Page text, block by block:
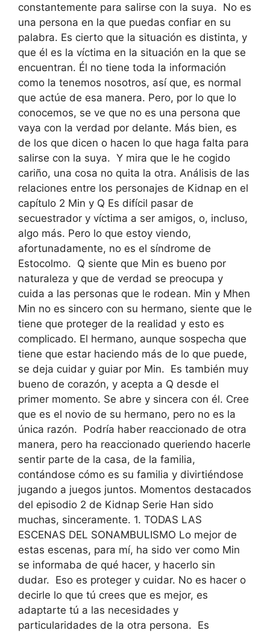
constantemente para salirse con la suya. No es
una persona en la que puedas confiar en su
palabra. Es cierto que la situación es distinta, y
que él es la víctima en la situación en la que se
encuentran. Él no tiene toda la información
como la tenemos nosotros, así que, es normal
que actúe de esa manera. Pero, por lo que lo
conocemos, se ve que no es una persona que
vaya con la verdad por delante. Más bien, es
de los que dicen o hacen lo que haga falta para
salirse con la suya. Y mira que le he cogido
cariño, una cosa no quita la otra. Análisis de las
relaciones entre los personajes de Kidnap en el
capítulo 2 Min y Q Es difícil pasar de
secuestrador y víctima a ser amigos, o, incluso,
algo más. Pero lo que estoy viendo,
afortunadamente, no es el síndrome de
Estocolmo. Q siente que Min es bueno por
naturaleza y que de verdad se preocupa y
cuida a las personas que le rodean. Min y Mhen
Min no es sincero con su hermano, siente que le
tiene que proteger de la realidad y esto es
complicado. El hermano, aunque sospecha que
tiene que estar haciendo más de lo que puede,
se deja cuidar y guiar por Min. Es también muy
bueno de corazón, y acepta a Q desde el
primer momento. Se abre y sincera con él. Cree
que es el novio de su hermano, pero no es la
única razón. Podría haber reaccionado de otra
manera, pero ha reaccionado queriendo hacerle
sentir parte de la casa, de la familia,
contándose cómo es su familia y divirtiéndose
jugando a juegos juntos. Momentos destacados
del episodio 2 de Kidnap Serie Han sido
muchas, sinceramente. 1. TODAS LAS
ESCENAS DEL SONAMBULISMO Lo mejor de
estas escenas, para mí, ha sido ver como Min
se informaba de qué hacer, y hacerlo sin
dudar. Eso es proteger y cuidar. No es hacer o
decirle lo que tú crees que es mejor, es
adaptarte tú a las necesidades y
particularidades de la otra persona. Es